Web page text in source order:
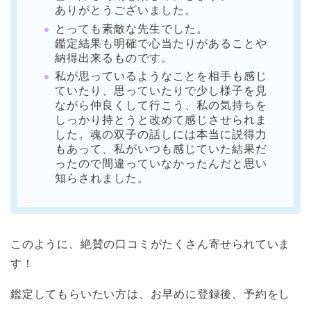
ありがとうございました。
とっても素敵な先生でした。
鑑定結果も明確で心当たりがあることや
納得出来るものです。
私が思っているようなことを相手も感じ
ていたり、思っていたりで少し様子を見
ながら仲良くして行こう、私の気持ちを
しっかり持とうと改めて感じさせられま
した。魂の双子の話しには本当に説得力
もあって、私がいつも感じていた結果だ
ったので間違っていなかったんだと思い
知らされました。
このように、絶賛の口コミがたくさん寄せられていま
す！
鑑定してもらいたい方は、お早めに登録後、予約をし